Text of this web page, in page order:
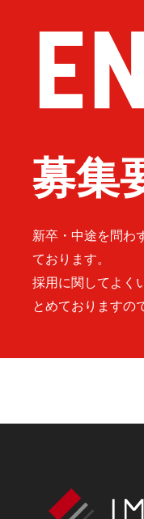
募集
新卒・中途を問わ
ております。
採用に関してよく
とめておりますの